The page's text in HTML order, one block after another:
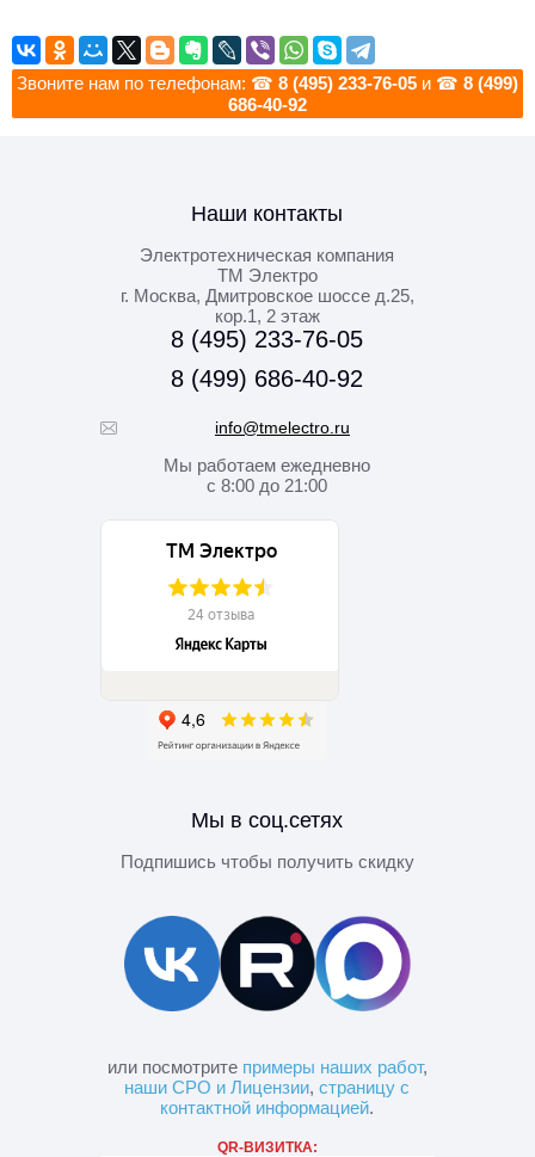
Звоните нам по телефонам: ☎ 8 (495) 233-76-05 и ☎ 8 (499)
686-40-92
Наши контакты
Электротехническая компания
ТМ Электро
г. Москва, Дмитровское шоссе д.25,
кор.1, 2 этаж
8 (495) 233-76-05
8 (499) 686-40-92
info@tmelectro.ru
Мы работаемежедневно
с 8:00 до 21:00
Мы в соц.сетях
Подпишись чтобы получить скидку
или посмотрите примеры наших работ,
наши СРО и Лицензии,страницу с
контактной информацией.
QR-ВИЗИТКА: